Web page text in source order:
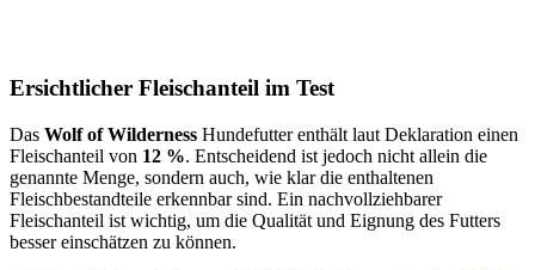
Ersichtlicher Fleischanteil im Test
Das Wolf of Wilderness Hundefutter enthält laut Deklaration einen
Fleischanteil von 12 %. Entscheidend ist jedoch nicht allein die
genannte Menge, sondern auch, wie klar die enthaltenen
Fleischbestandteile erkennbar sind. Ein nachvollziehbarer
Fleischanteil ist wichtig, um die Qualität und Eignung des Futters
besser einschätzen zu können.